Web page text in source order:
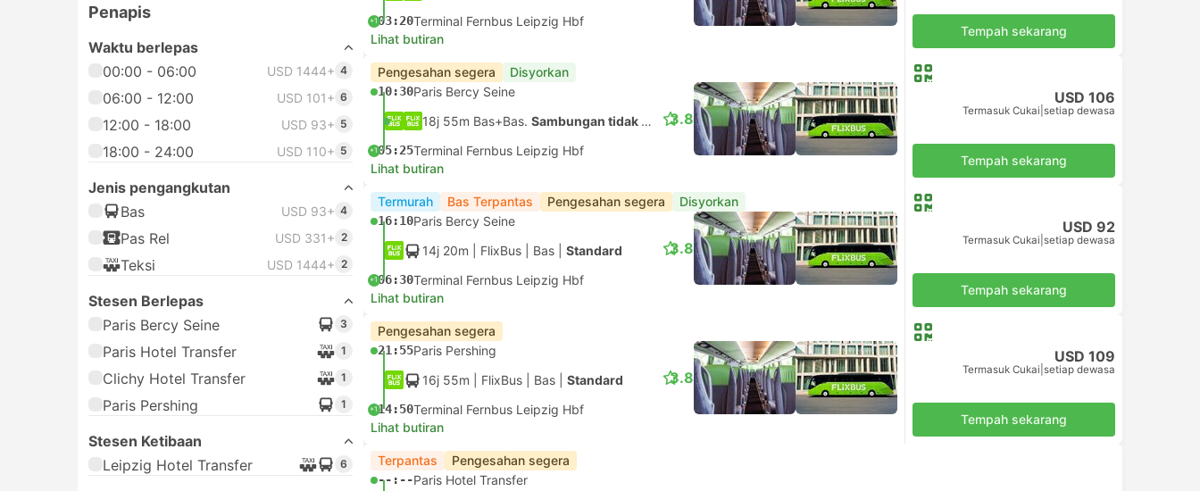
Penapis
Waktu berlepas
00:00 - 06:00
USD 1444+ 4
06:00 - 12:00 USD 101+ 6
12:00 - 18:00 USD 93+ 5
18:00 - 24:00 USD 110+ 5
Jenis pengangkutan
Bas
USD 93+ 4
Pas Rel USD 331+ 2
Teksi USD 1444+ 2
Stesen Berlepas
Paris Bercy Seine
3
Paris Hotel Transfer 1
Clichy Hotel Transfer 1
Paris Pershing 1
Stesen Ketibaan
Leipzig Hotel Transfer
6
+103:20Terminal Fernbus Leipzig Hbf
Lihat butiran
Tempah sekarang
Pengesahan segera Disyorkan
10:30Paris Bercy Seine
18j 55m Bas+Bas. Sambungan tidak dijamin
+105:25Terminal Fernbus Leipzig Hbf
3.8
Lihat butiran
USD 106
Termasuk Cukai setiap dewasa
Tempah sekarang
Termurah Bas Terpantas Pengesahan segera Disyorkan
16:10Paris Bercy Seine
14j 20m | FlixBus Bas Standard
+106:30Terminal Fernbus Leipzig Hbf
3.8
Lihat butiran
USD 92
Termasuk Cukai setiap dewasa
Tempah sekarang
Pengesahan segera
21:55Paris Pershing
16j 55m | FlixBus Bas Standard
+114:50Terminal Fernbus Leipzig Hbf
3.8
Lihat butiran
USD 109
Termasuk Cukai setiap dewasa
Tempah sekarang
Terpantas Pengesahan segera
--:--Paris Hotel Transfer